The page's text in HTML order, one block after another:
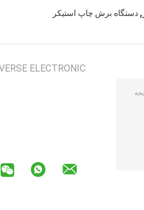
, دستگاه برش چاپ استیکر
ELECTRONIC